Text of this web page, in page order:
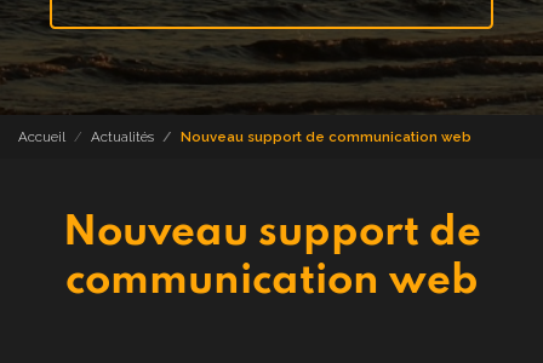
Accueil Actualités Nouveau support de communication web
Nouveau support de
communication web